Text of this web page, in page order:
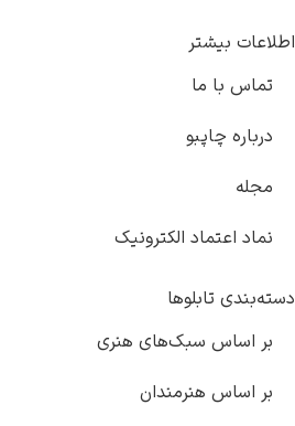
اطلاعات بیشتر
تماس با ما
درباره چاپبو
مجله
نماد اعتماد الکترونیک
دسته‌بندی تابلوها
بر اساس سبک‌های هنری
بر اساس هنرمندان